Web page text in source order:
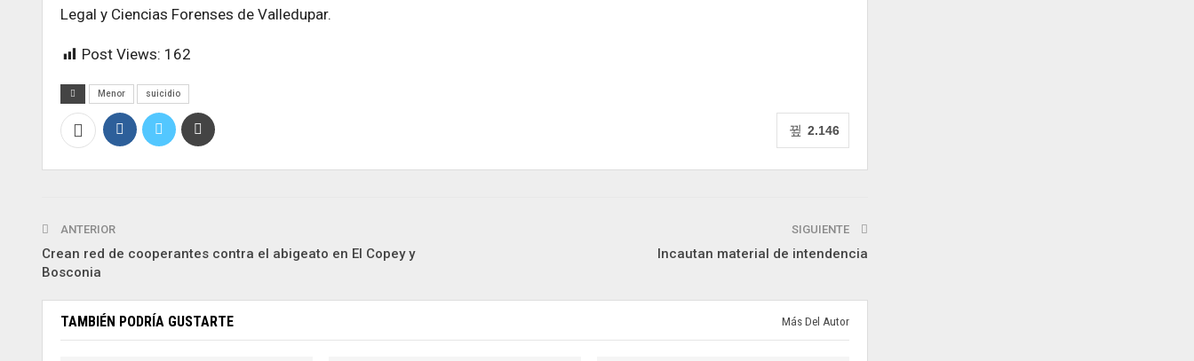
Legal y Ciencias Forenses de Valledupar.
Post Views: 162
Menor suicidio
2.146
ANTERIOR
Crean red de cooperantes contra el abigeato en El Copey y
Bosconia
SIGUIENTE
Incautan material de intendencia
TAMBIÉN PODRÍA GUSTARTE Más Del Autor